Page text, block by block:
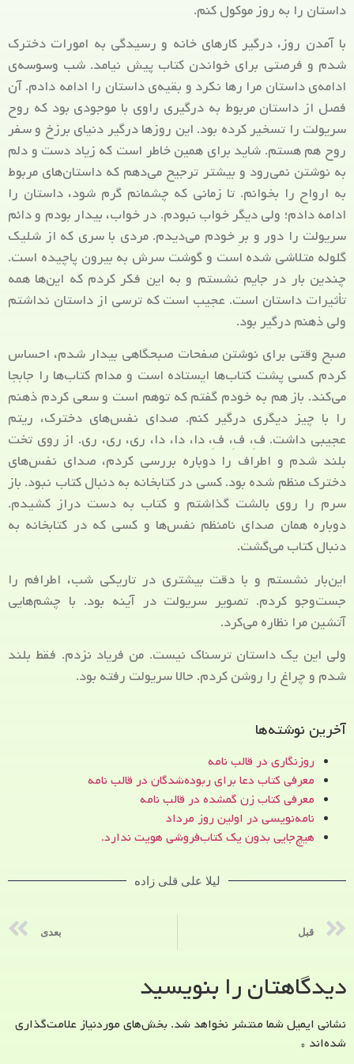
داستان را به روز موکول کنم.
با آمدن روز، درگیر کارهای خانه و رسیدگی به امورات دخترک
شدم و فرصتی برای خواندن کتاب پیش نیامد. شب وسوسه‌ی
ادامه‌ی داستان مرا رها نکرد و بقیه‌ی داستان را ادامه دادم. آن
فصل از داستان مربوط به درگیری راوی با موجودی بود که روح
سریولت را تسخیر کرده بود. این روزها درگیر دنیای برزخ و سفر
روح هم هستم. شاید برای همین خاطر است که زیاد دست و دلم
به نوشتن نمی‌رود و بیشتر ترجیح می‌دهم که داستان‌های مربوط
به ارواح را بخوانم. تا زمانی که چشمانم گرم شود، داستان را
ادامه دادم؛ ولی دیگر خواب نبودم. در خواب، بیدار بودم و دائم
سریولت را دور و برِ خودم می‌دیدم. مردی با سری که از شلیک
گلوله متلاشی شده است و گوشت سرش به بیرون پاچیده است.
چندین بار در جایم نشستم و به این فکر کردم که این‌ها همه
تأثیرات داستان است. عجیب است که ترسی از داستان نداشتم
ولی ذهنم درگیر بود.
صبح وقتی برای نوشتن صفحات صبحگاهی بیدار شدم، احساس
کردم کسی پشت کتاب‌ها ایستاده است و مدام کتاب‌ها را جابجا
می‌کند. باز هم به خودم گفتم که توهم است و سعی کردم ذهنم
را با چیز دیگری درگیر کنم. صدای نفس‌های دخترک، ریتم
عجیبی داشت. فِ، فِ، فِ، دا، دا، دا، ری، ری، ری. از روی تخت
بلند شدم و اطراف را دوباره بررسی کردم، صدای نفس‌های
دخترک منظم شده بود. کسی در کتابخانه به دنبال کتاب نبود. باز
سرم را روی بالشت گذاشتم و کتاب به دست دراز کشیدم.
دوباره همان صدای نا‌منظم نفس‌ها و کسی که در کتابخانه به
دنبال کتاب می‌گشت.
این‌بار نشستم و با دقت بیشتری در تاریکی شب، اطرافم را
جست‌وجو کردم. تصویر سریولت در آینه بود. با چشم‌هایی
آتشین مرا نظاره می‌کرد.
ولی این یک داستان ترسناک نیست. من فریاد نزدم. فقط بلند
شدم و چراغ را روشن کردم. حالا سریولت رفته بود.
آخرین نوشته‌ها
روزنگاری در قالب نامه
معرفی کتاب دعا برای ربوده‌شدگان در قالب نامه
معرفی کتاب زن‌ گمشده در قالب نامه
نامه‌نویسی در اولین روز مرداد
هیچ‌جایی بدون یک کتاب‌فروشی هویت ندارد.
لیلا علی قلی زاده
قبل بعدی
دیدگاهتان را بنویسید
نشانی ایمیل شما منتشر نخواهد شد. بخش‌های موردنیاز علامت‌گذاری
شده‌اند *